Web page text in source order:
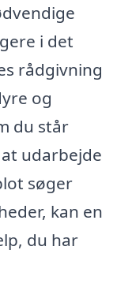
i det
rådgivning
og
du står
udarbejde
søger
kan en
du har